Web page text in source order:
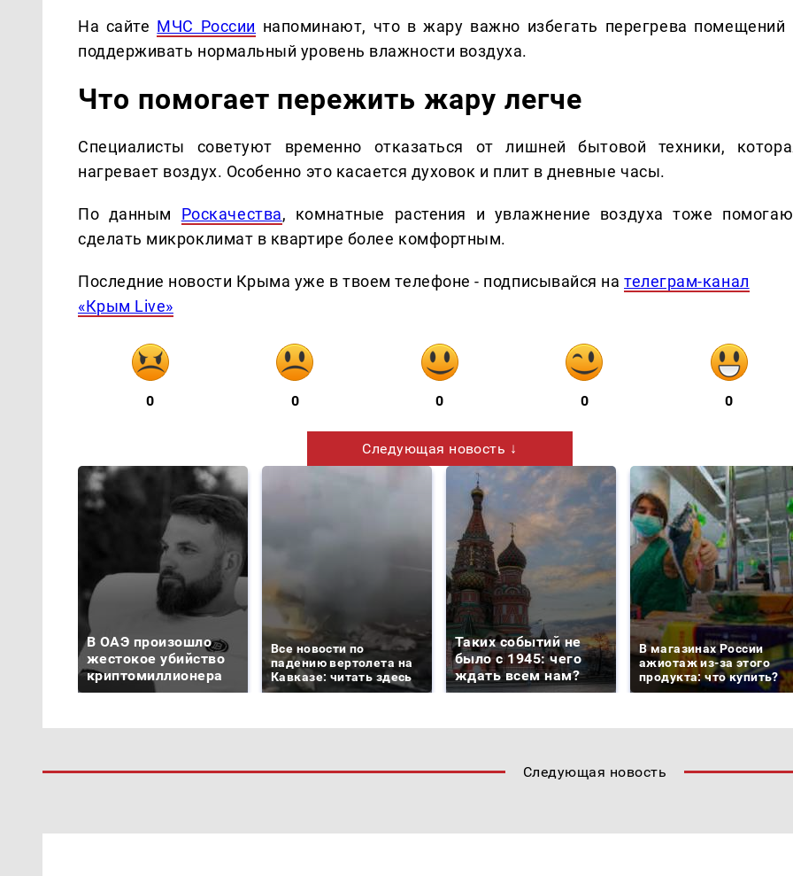
На сайте МЧС России напоминают, что в жару важно избегать перегрева помещений
поддерживать нормальный уровень влажности воздуха.
Что помогает пережить жару легче
Специалисты советуют временно отказаться от лишней бытовой техники,
нагревает воздух. Особенно это касается духовок и плит в дневные часы.
По данным Роскачества, комнатные растения и увлажнение воздуха тоже
сделать микроклимат в квартире более комфортным.
Последние новости Крыма уже в твоем телефоне - подписывайся нателеграм-канал
«Крым Live»
0 0 0 0 0
Следующая новость ↓
В ОАЭ произошло
жестокое убийство
криптомиллионера
Все новости по
падению вертолета на
Кавказе: читать здесь
Таких событий не
было с 1945: чего
ждать всем нам?
В магазинах России
ажиотаж из-за этого
продукта: что купить?
Следующая новость